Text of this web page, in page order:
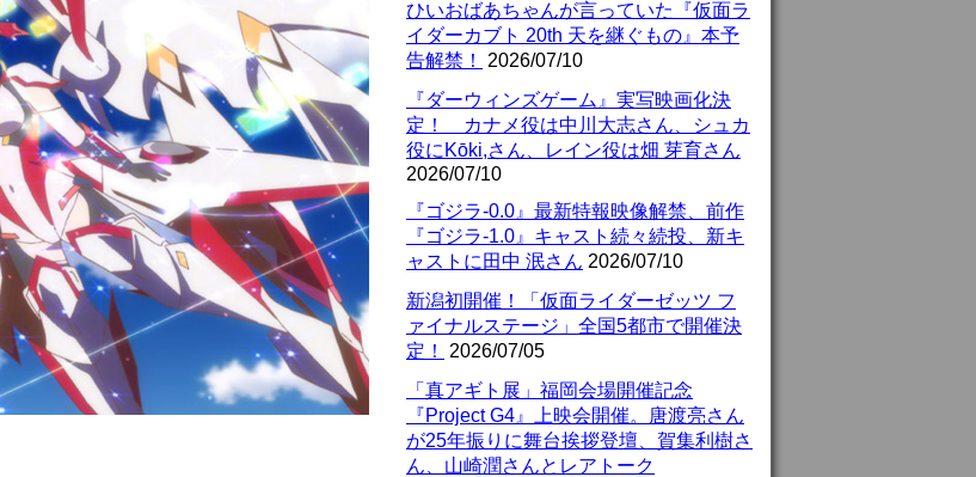
ひいおばあちゃんが言っていた『仮面ラ
イダーカブト 20th 天を継ぐもの』本予
告解禁！
2026/07/10
『ダーウィンズゲーム』実写映画化決
定！ カナメ役は中川大志さん、シュカ
役にKōki,さん、レイン役は畑 芽育さん
2026/07/10
『ゴジラ-0.0』最新特報映像解禁、前作
『ゴジラ-1.0』キャスト続々続投、新キ
ャストに田中 泯さん 2026/07/10
新潟初開催！「仮面ライダーゼッツ フ
ァイナルステージ」全国5都市で開催決
定！
2026/07/05
「真アギト展」福岡会場開催記念
『Project G4』上映会開催。唐渡亮さん
が25年振りに舞台挨拶登壇、賀集利樹さ
ん、山崎潤さんとレアトーク